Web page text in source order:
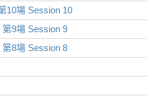
10場 Session 10
第9場 Session 9
第8場 Session 8